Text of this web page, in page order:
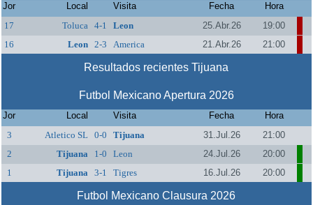
Jor Local Visita Fecha
Hora
17
Toluca 4-1 Leon 25.Abr.26
19:00
16
Leon 2-3 America 21.Abr.26 21:00
Resultados recientes Tijuana
Futbol Mexicano Apertura 2026
Jor Local Visita Fecha
Hora
3
Atletico SL 0-0 Tijuana 31.Jul.26
21:00
2
Tijuana 1-0 Leon 24.Jul.26
20:00
1
Tijuana 3-1 Tigres 16.Jul.26 20:00
Futbol Mexicano Clausura 2026